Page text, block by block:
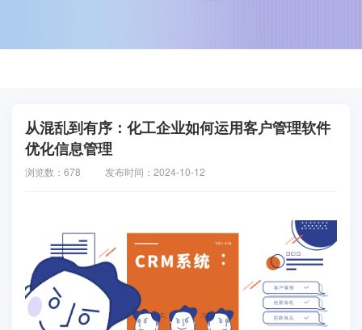
从混乱到有序：化工企业如何运用客户管理软件
优化信息管理
浏览数：678 发布时间：2024-10-12